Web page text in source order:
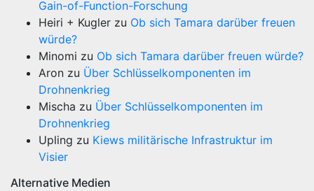
Gain-of-Function-Forschung
Heiri + Kugler zu Ob sich Tamara darüber freuen
würde?
Minomi zu Ob sich Tamara darüber freuen würde?
Aron zu Über Schlüsselkomponenten im
Drohnenkrieg
Mischa zu Über Schlüsselkomponenten im
Drohnenkrieg
Upling zu Kiews militärische Infrastruktur im
Visier
Alternative Medien